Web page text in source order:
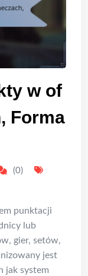
w of
Forma
(0)
punktacji
lub
gier, setów,
jest
jak system